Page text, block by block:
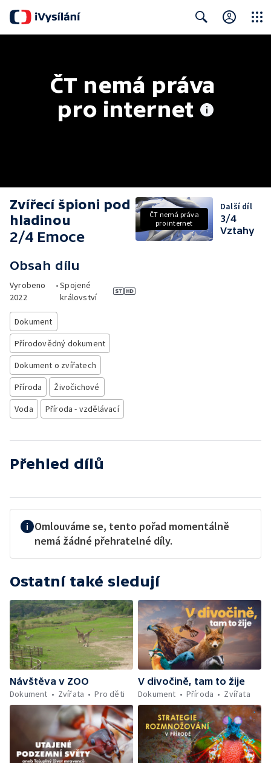
ČT nemá práva
pro internet
Zvířecí špioni pod
hladinou
2/4 Emoce
Obsah dílu
Vyrobeno
2022
•Spojené
království
Dokument
Přírodovědný dokument
Dokument o zvířatech
Příroda
Živočichové
Voda
Příroda - vzdělávací
ČT nemá práva
pro internet
Další díl
3/4
Vztahy
Přehled dílů
Omlouváme se, tento pořad momentálně
nemá žádné přehratelné díly.
Ostatní také sledují
Návštěva v ZOO
Dokument
Zvířata Pro děti
V divočině, tam to žije
Dokument
Příroda Zvířata